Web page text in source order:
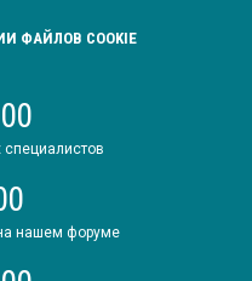
ФАЙЛОВ COOKIE
специалистов
нашем форуме